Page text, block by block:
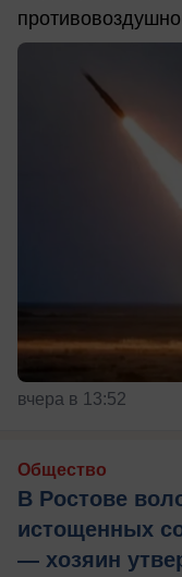
вчера в 13:52
Общество
В Ростове
истощенных
— хозяин